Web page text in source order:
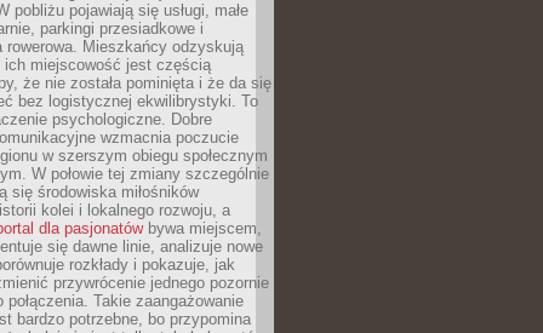
pobliżu pojawiają się usługi, małe
parkingi przesiadkowe i
rowerowa. Mieszkańcy odzyskują
ich miejscowość jest częścią
że nie została pominięta i że da się
bez logistycznej ekwilibrystyki. To
psychologiczne. Dobre
wzmacnia poczucie
w szerszym obiegu społecznym
W połowie tej zmiany szczególnie
się środowiska miłośników
kolei i lokalnego rozwoju, a
dla pasjonatówbywa miejscem,
się dawne linie, analizuje nowe
rozkłady i pokazuje, jak
przywrócenie jednego pozornie
połączenia. Takie zaangażowanie
bardzo potrzebne, bo przypomina